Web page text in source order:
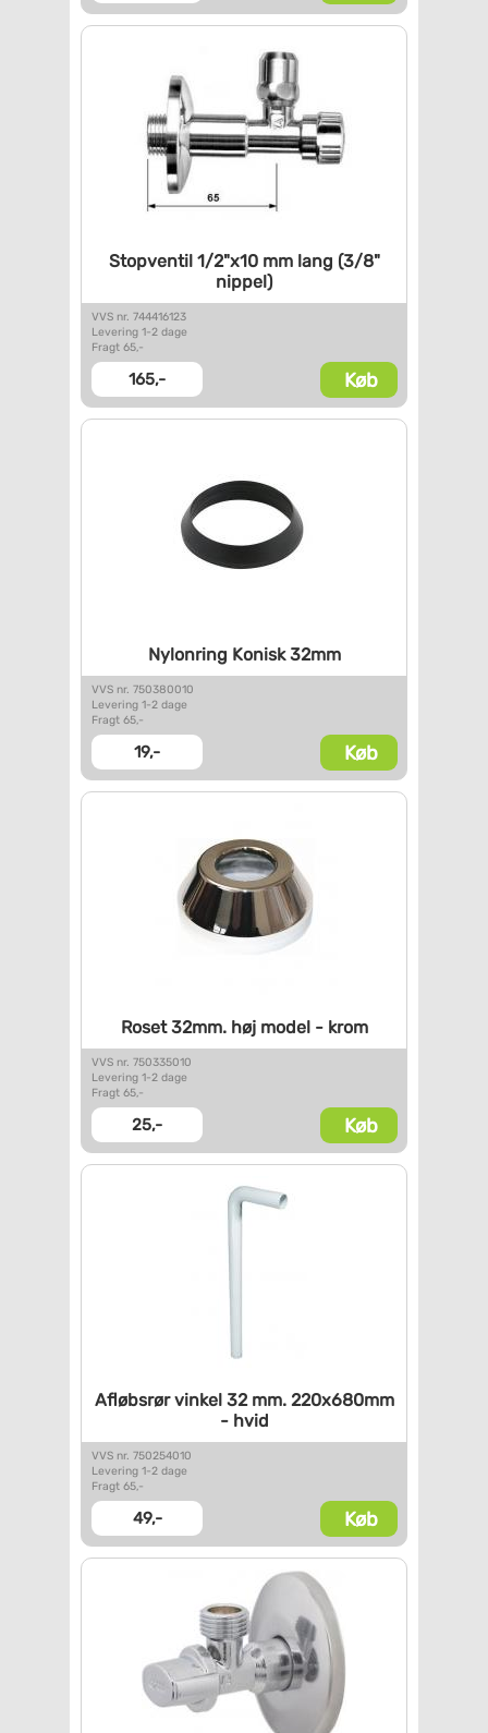
Stopventil 1/2"x10 mm lang (3/8"
nippel)
VVS nr. 744416123
Levering 1-2 dage
Fragt 65,-
165,- Køb
Nylonring Konisk 32mm
VVS nr. 750380010
Levering 1-2 dage
Fragt 65,-
19,- Køb
Roset 32mm. høj model - krom
VVS nr. 750335010
Levering 1-2 dage
Fragt 65,-
25,- Køb
Afløbsrør vinkel 32 mm.220x680mm
- hvid
VVS nr. 750254010
Levering 1-2 dage
Fragt 65,-
49,- Køb